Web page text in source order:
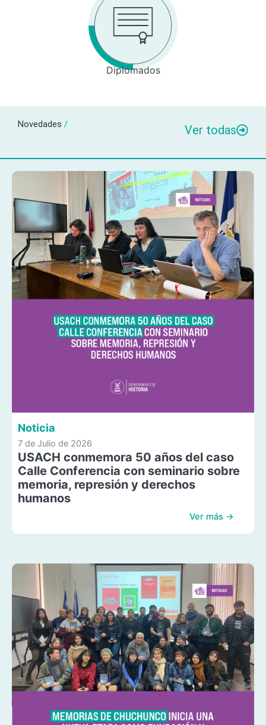
Diplomados
Novedades / Ver todas
Noticia
7 de Julio de 2026
USACH conmemora 50 años del caso
Calle Conferencia con seminario sobre
memoria, represión y derechos
humanos
Ver más →